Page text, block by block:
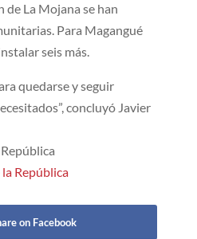
de La Mojana se han
Para Magangué
seis más.
quedarse y seguir
concluyó Javier
República
on Facebook